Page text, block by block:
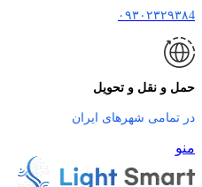
۰۹۳۰۲۳۲۹۳۸4
حمل و نقل و تحویل
در تمامی شهرهای ایران
منو